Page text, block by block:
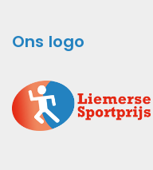
Ons logo